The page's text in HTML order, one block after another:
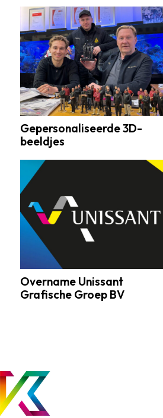
Gepersonaliseerde
3D-
beeldjes
Gepersonaliseerde 3D-
beeldjes
Overname
Unissant
Grafische
Groep
BV
Overname Unissant
Grafische Groep BV